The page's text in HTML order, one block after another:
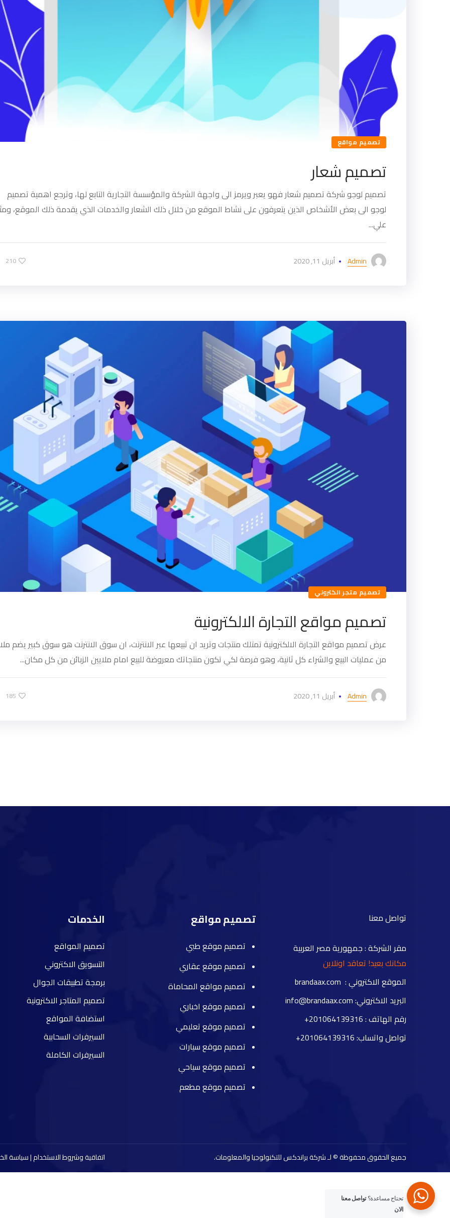
تصميم مواقع
تصميم شعار
تصميم لوجو شركة تصميم شعار فهو يعبر ويرمز الى واجهة الشركة والمؤسسة التجارية التابع لها، وترجع اهمية تصميم
لوجو الى بعض الأشخاص الذين يتعرفون على نشاط الموقع من خلال ذلك الشعار والخدمات الذي يقدمة ذلك الموقع،
علي...
Admin أبريل 11, 2020 210
تصميم متجر الكتروني
تصميم مواقع التجارة الالكترونية
عرض تصميم مواقع التجارة الالكترونية تمتلك منتجات وتريد ان تبيعها عبر الانترنت، ان سوق الانترنت هو سوق كبير يضم
من عمليات البيع والشراء كل ثانية، وهو فرصة لكي تكون منتجاتك معروضة للبيع امام ملايين الزبائن من كل مكان...
Admin أبريل 11, 2020 185
الخدمات
تصميم المواقع
التسويق الاكتروني
برمجة تطبيقات الجوال
تصميم المتاجر الاكترونية
استضافة المواقع
السيرفرات السحابية
السيرفرات الكاملة
تصميم مواقع
تصميم موقع طبي
تصميم موقع عقاري
تصميم مواقع المحاماة
تصميم موقع اخباري
تصميم موقع تعليمي
تصميم موقع سيارات
تصميم موقع سياحي
تصميم موقع مطعم
تواصل معنا
مقر الشركة : جمهورية مصر العربية
مكانك بعيد! تعاقد اونلاين
الموقع الاكتروني : brandaax.com
البريد الاكتروني: info@brandaax.com
رقم الهاتف :201064139316+
تواصل واتساب: 201064139316+
اتفاقية وشروط الاستخدام | سياسة جميع الحقوق محفوظة © لـ شركة براندكس للتكنولوجيا والمعلومات.
تحتاج مساعدة؟تواصل معنا
الان